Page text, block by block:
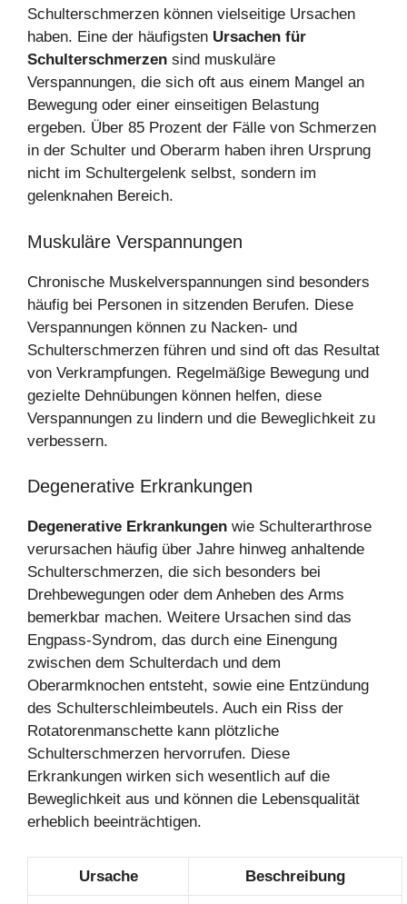
Schulterschmerzen können vielseitige Ursachen
haben. Eine der häufigsten Ursachen für
Schulterschmerzen sind muskuläre
Verspannungen, die sich oft aus einem Mangel an
Bewegung oder einer einseitigen Belastung
ergeben. Über 85 Prozent der Fälle von Schmerzen
in der Schulter und Oberarm haben ihren Ursprung
nicht im Schultergelenk selbst, sondern im
gelenknahen Bereich.
Muskuläre Verspannungen
Chronische Muskelverspannungen sind besonders
häufig bei Personen in sitzenden Berufen. Diese
Verspannungen können zu Nacken- und
Schulterschmerzen führen und sind oft das Resultat
von Verkrampfungen. Regelmäßige Bewegung und
gezielte Dehnübungen können helfen, diese
Verspannungen zu lindern und die Beweglichkeit zu
verbessern.
Degenerative Erkrankungen
Degenerative Erkrankungen wie Schulterarthrose
verursachen häufig über Jahre hinweg anhaltende
Schulterschmerzen, die sich besonders bei
Drehbewegungen oder dem Anheben des Arms
bemerkbar machen. Weitere Ursachen sind das
Engpass-Syndrom, das durch eine Einengung
zwischen dem Schulterdach und dem
Oberarmknochen entsteht, sowie eine Entzündung
des Schulterschleimbeutels. Auch ein Riss der
Rotatorenmanschette kann plötzliche
Schulterschmerzen hervorrufen. Diese
Erkrankungen wirken sich wesentlich auf die
Beweglichkeit aus und können die Lebensqualität
erheblich beeinträchtigen.
Ursache Beschreibung